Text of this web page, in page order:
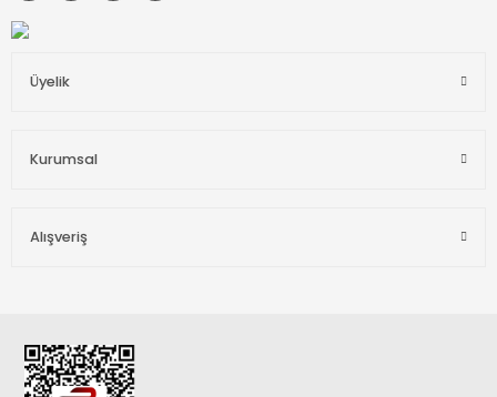
Üyelik
Kurumsal
Alışveriş